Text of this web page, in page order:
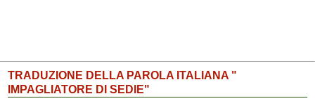
TRADUZIONE DELLA PAROLA ITALIANA "
IMPAGLIATORE DI SEDIE"